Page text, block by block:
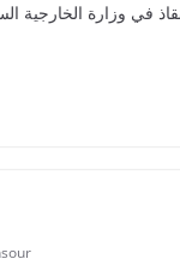
في وزارة الخارجية